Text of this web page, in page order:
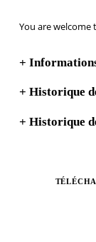
You are
+
+ Historique
+ Historique